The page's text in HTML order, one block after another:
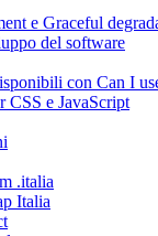
e Graceful
del software
con Can I
CSS e JavaScript
.italia
Italia